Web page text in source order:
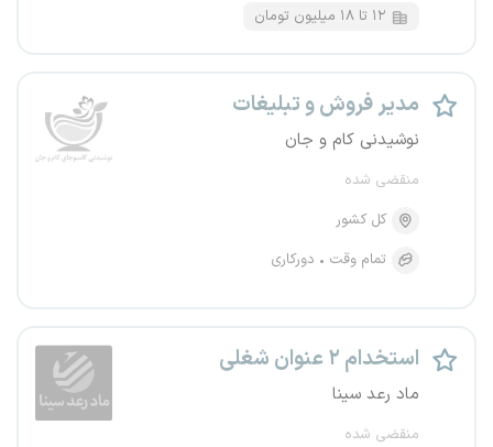
۱۲ تا ۱۸ میلیون تومان
مدیر فروش و تبلیغات
نوشیدنی کام و جان
منقضی شده
کل کشور
تمام وقت
دورکاری
استخدام ۲ عنوان شغلی
ماد رعد سینا
منقضی شده